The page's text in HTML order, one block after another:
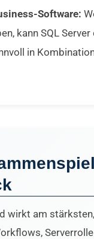
Software:
kann SQL
in
wirkt am